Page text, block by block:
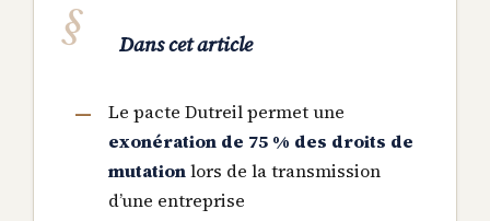
Dans cet article
Le pacte Dutreil permet une
exonération de 75 % des droits de
mutationlors de la transmission
d’une entreprise